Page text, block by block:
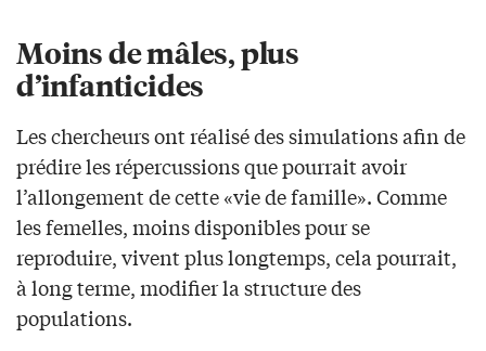
Moins de mâles, plus
d’infanticides
Les chercheurs ont réalisé des simulations afin de
prédire les répercussions que pourrait avoir
l’allongement de cette «vie de famille». Comme
les femelles, moins disponibles pour se
reproduire, vivent plus longtemps, cela pourrait,
à long terme, modifier la structure des
populations.